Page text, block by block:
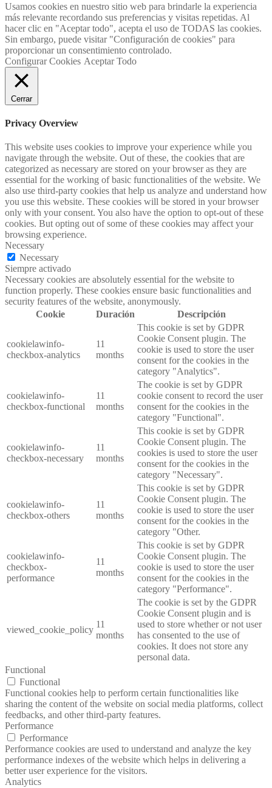
Usamos cookies en nuestro sitio web para brindarle la experiencia
más relevante recordando sus preferencias y visitas repetidas. Al
hacer clic en "Aceptar todo", acepta el uso de TODAS las cookies.
Sin embargo, puede visitar "Configuración de cookies" para
proporcionar un consentimiento controlado.
Configurar Cookies Aceptar Todo
Cerrar
Privacy Overview
This website uses cookies to improve your experience while you
navigate through the website. Out of these, the cookies that are
categorized as necessary are stored on your browser as they are
essential for the working of basic functionalities of the website. We
also use third-party cookies that help us analyze and understand how
you use this website. These cookies will be stored in your browser
only with your consent. You also have the option to opt-out of these
cookies. But opting out of some of these cookies may affect your
browsing experience.
Necessary
Necessary
Siempre activado
Necessary cookies are absolutely essential for the website to
function properly. These cookies ensure basic functionalities and
security features of the website, anonymously.
Cookie
Duración Descripción
cookielawinfo-
checkbox-analytics
11
months
This cookie is set by GDPR
Cookie Consent plugin. The
cookie is used to store the user
consent for the cookies in the
category "Analytics".
cookielawinfo-
checkbox-functional
11
months
The cookie is set by GDPR
cookie consent to record the user
consent for the cookies in the
category "Functional".
cookielawinfo-
checkbox-necessary
11
months
This cookie is set by GDPR
Cookie Consent plugin. The
cookies is used to store the user
consent for the cookies in the
category "Necessary".
cookielawinfo-
checkbox-others
11
months
This cookie is set by GDPR
Cookie Consent plugin. The
cookie is used to store the user
consent for the cookies in the
category "Other.
cookielawinfo-
checkbox-
performance
11
months
This cookie is set by GDPR
Cookie Consent plugin. The
cookie is used to store the user
consent for the cookies in the
category "Performance".
viewed_cookie_policy
11
months
The cookie is set by the GDPR
Cookie Consent plugin and is
used to store whether or not user
has consented to the use of
cookies. It does not store any
personal data.
Functional
Functional
Functional cookies help to perform certain functionalities like
sharing the content of the website on social media platforms, collect
feedbacks, and other third-party features.
Performance
Performance
Performance cookies are used to understand and analyze the key
performance indexes of the website which helps in delivering a
better user experience for the visitors.
Analytics